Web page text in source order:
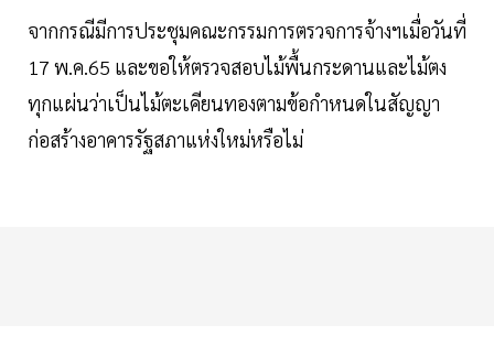
จากกรณีมีการประชุมคณะกรรมการตรวจการจ้างฯเมื่อวันที่
17 พ.ค.65 และขอให้ตรวจสอบไม้พื้นกระดานและไม้ตง
ทุกแผ่นว่าเป็นไม้ตะเคียนทองตามข้อกำหนดในสัญญา
ก่อสร้างอาคารรัฐสภาแห่งใหม่หรือไม่